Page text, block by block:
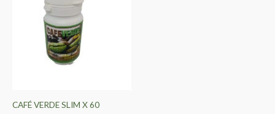
CAFÉ VERDE SLIM X 60